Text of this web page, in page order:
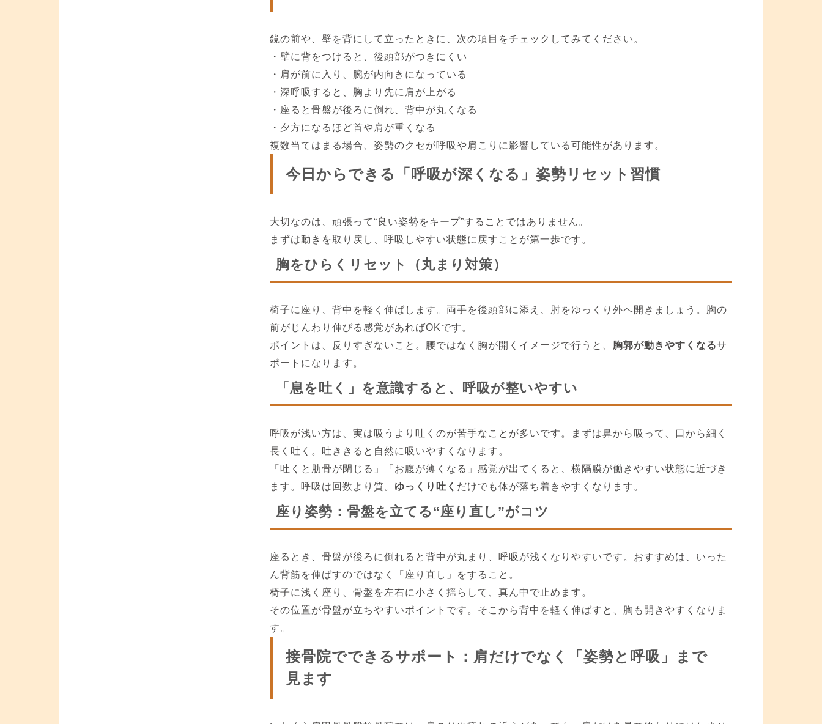
鏡の前や、壁を背にして立ったときに、次の項目をチェックしてみてください。
・壁に背をつけると、後頭部がつきにくい
・肩が前に入り、腕が内向きになっている
・深呼吸すると、胸より先に肩が上がる
・座ると骨盤が後ろに倒れ、背中が丸くなる
・夕方になるほど首や肩が重くなる
複数当てはまる場合、姿勢のクセが呼吸や肩こりに影響している可能性があります。
今日からできる「呼吸が深くなる」姿勢リセット習慣
大切なのは、頑張って“良い姿勢をキープ”することではありません。
まずは動きを取り戻し、呼吸しやすい状態に戻すことが第一歩です。
胸をひらくリセット（丸まり対策）
椅子に座り、背中を軽く伸ばします。両手を後頭部に添え、肘をゆっくり外へ開きましょう。胸の
前がじんわり伸びる感覚があればOKです。
ポイントは、反りすぎないこと。腰ではなく胸が開くイメージで行うと、 胸郭が動きやすくなるサ
ポートになります。
「息を吐く」を意識すると、呼吸が整いやすい
呼吸が浅い方は、実は吸うより吐くのが苦手なことが多いです。まずは鼻から吸って、口から細く
長く吐く。吐ききると自然に吸いやすくなります。
「吐くと肋骨が閉じる」「お腹が薄くなる」感覚が出てくると、横隔膜が働きやすい状態に近づき
ます。呼吸は回数より質。 ゆっくり吐く だけでも体が落ち着きやすくなります。
座り姿勢：骨盤を立てる“座り直し”がコツ
座るとき、骨盤が後ろに倒れると背中が丸まり、呼吸が浅くなりやすいです。おすすめは、いった
ん背筋を伸ばすのではなく「座り直し」をすること。
椅子に浅く座り、骨盤を左右に小さく揺らして、真ん中で止めます。
その位置が骨盤が立ちやすいポイントです。そこから背中を軽く伸ばすと、胸も開きやすくなりま
す。
接骨院でできるサポート：肩だけでなく「姿勢と呼吸」まで
見ます